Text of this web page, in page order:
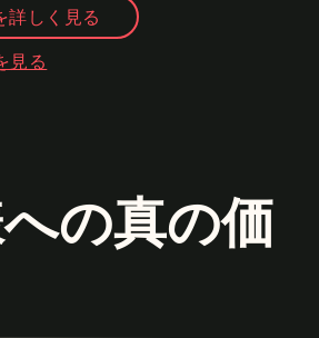
詳しく見る
見る
の真の価